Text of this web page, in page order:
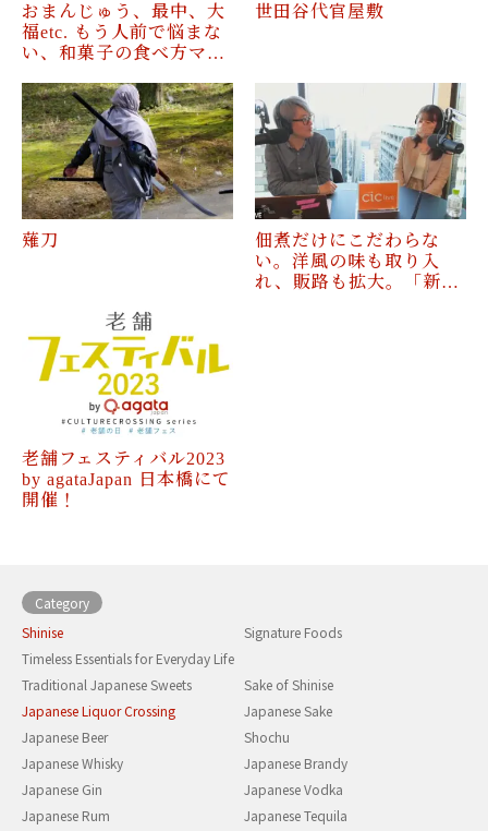
おまんじゅう、最中、大
福etc. もう人前で悩まな
い、和菓子の食べ方マ…
世田谷代官屋敷
薙刀
佃煮だけにこだわらな
い。洋風の味も取り入
れ、販路も拡大。「新…
老舗フェスティバル2023
by agataJapan 日本橋にて
開催！
Category
Shinise
Signature Foods
Timeless Essentials for Everyday Life
Traditional Japanese Sweets
Sake of Shinise
Japanese Liquor Crossing
Japanese Sake
Japanese Beer
Shochu
Japanese Whisky
Japanese Brandy
Japanese Gin
Japanese Vodka
Japanese Rum
Japanese Tequila